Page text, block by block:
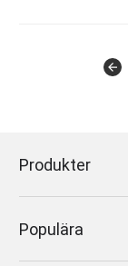
Produkter
Populära